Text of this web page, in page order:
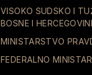
VISOKO SUDSKO I
BOSNE I
MINISTARSTVO
FEDERALNO